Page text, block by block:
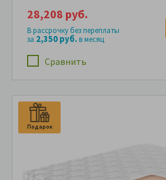
Сравнить
28,208 руб.
В рассрочку без переплаты
за 2,350 руб.в месяц
Подарок